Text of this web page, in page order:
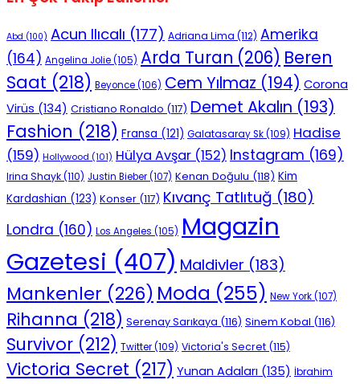
Abd (100) Acun Ilıcalı (177) Adriana Lima (112) Amerika
(164) Angelina Jolie(105) Arda Turan (206) Beren
Saat (218) Beyonce(106) Cem Yılmaz (194) Corona
Virüs (134) Cristiano Ronaldo (117) Demet Akalın (193)
Fashion (218) Fransa (121) Galatasaray Sk(109) Hadise
(159) Hollywood (101) Hülya Avşar (152) Instagram (169)
Irina Shayk(110) Justin Bieber(107) Kenan Doğulu (118) Kim
Kardashian (123) Konser (117) Kıvanç Tatlıtuğ (180)
Londra (160) Los Angeles (105) Magazin
Gazetesi (407) Maldivler (183)
Mankenler (226) Moda (255) New York(107)
Rihanna (218) Serenay Sarıkaya (116) Sinem Kobal (116)
Survivor (212) Twitter(109) Victoria's Secret (115)
Victoria Secret (217) Yunan Adaları (135) İbrahim